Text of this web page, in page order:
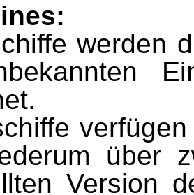
werden
über
Version